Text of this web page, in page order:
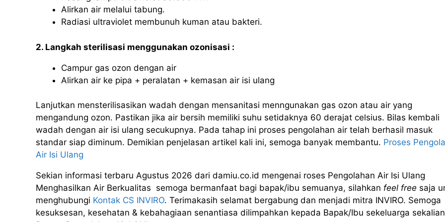
Alirkan air melalui tabung.
Radiasi ultraviolet membunuh kuman atau bakteri.
2. Langkah sterilisasi menggunakan ozonisasi :
Campur gas ozon dengan air
Alirkan air ke pipa + peralatan + kemasan air isi ulang
Lanjutkan mensterilisasikan wadah dengan mensanitasi menngunakan gas ozon atau air yang
mengandung ozon. Pastikan jika air bersih memiliki suhu setidaknya 60 derajat celsius. Bilas kembali
wadah dengan air isi ulang secukupnya. Pada tahap ini proses pengolahan air telah berhasil masuk
standar siap diminum. Demikian penjelasan artikel kali ini, semoga banyak membantu. Proses
Air Isi Ulang
Sekian informasi terbaru Agustus 2026 dari damiu.co.id mengenai roses Pengolahan Air Isi Ulang
Menghasilkan Air Berkualitas semoga bermanfaat bagi bapak/ibu semuanya, silahkan feel free saja
menghubungi Kontak CS INVIRO. Terimakasih selamat bergabung dan menjadi mitra INVIRO. Semoga
kesuksesan, kesehatan & kebahagiaan senantiasa dilimpahkan kepada Bapak/Ibu sekeluarga